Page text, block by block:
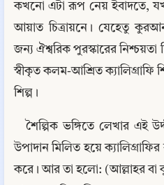
কখনো এটা রূপ নেয় ইবাদতে,
আয়াত চিত্রায়নে। যেহেতু
জন্য ঐশ্বরিক পুরস্কারের নিশ্চয়তা
স্বীকৃত কলম-আশ্রিত ক্যালিগ্রাফি
শিল্প।
শৈল্পিক ভঙ্গিতে লেখার এই
উপাদান মিলিত হয়ে
করে। আর তা হলো: (আল্লাহর বা